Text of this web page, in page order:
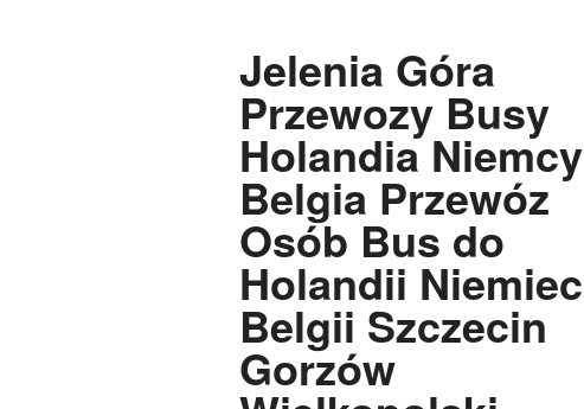
Jelenia Góra
Przewozy Busy
Holandia Niemcy
Belgia Przewóz
Osób Bus do
Holandii Niemiec
Belgii Szczecin
Gorzów